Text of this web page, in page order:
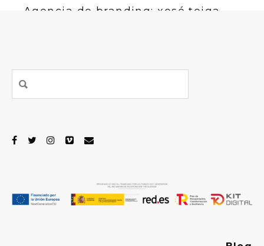
Agencia de branding: xosé teiga,
experiencia en la creación de marcas. La
creación de marcas es una de…